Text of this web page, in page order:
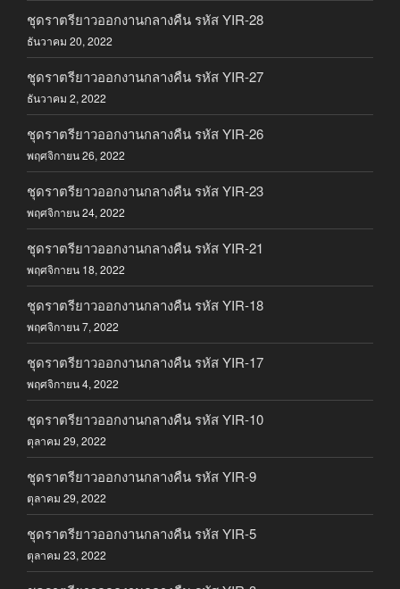
ชุดราตรียาวออกงานกลางคืน รหัส YIR-28
ธันวาคม 20, 2022
ชุดราตรียาวออกงานกลางคืน รหัส YIR-27
ธันวาคม 2, 2022
ชุดราตรียาวออกงานกลางคืน รหัส YIR-26
พฤศจิกายน 26, 2022
ชุดราตรียาวออกงานกลางคืน รหัส YIR-23
พฤศจิกายน 24, 2022
ชุดราตรียาวออกงานกลางคืน รหัส YIR-21
พฤศจิกายน 18, 2022
ชุดราตรียาวออกงานกลางคืน รหัส YIR-18
พฤศจิกายน 7, 2022
ชุดราตรียาวออกงานกลางคืน รหัส YIR-17
พฤศจิกายน 4, 2022
ชุดราตรียาวออกงานกลางคืน รหัส YIR-10
ตุลาคม 29, 2022
ชุดราตรียาวออกงานกลางคืน รหัส YIR-9
ตุลาคม 29, 2022
ชุดราตรียาวออกงานกลางคืน รหัส YIR-5
ตุลาคม 23, 2022